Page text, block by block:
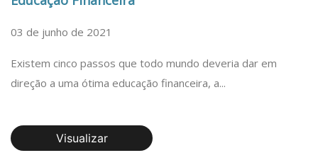
03 de junho de 2021
Existem cinco passos que todo mundo deveria dar em
direção a uma ótima educação financeira, a...
Visualizar